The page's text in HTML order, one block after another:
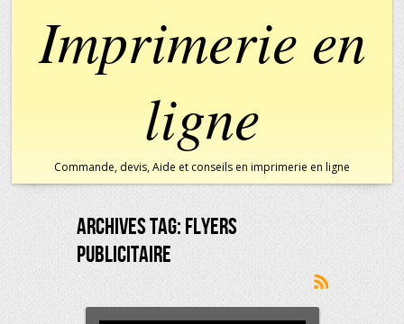
Imprimerie en
ligne
Commande, devis, Aide et conseils en imprimerie en ligne
Archives Tag:Flyers
Publicitaire